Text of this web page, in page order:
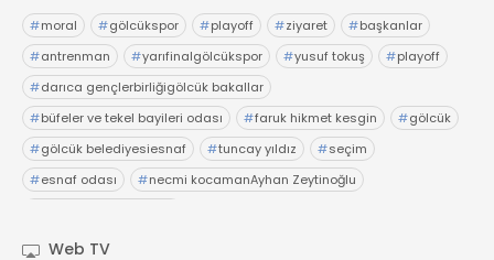
#moral #gölcükspor #playoff #ziyaret #başkanlar
#antrenman #yarıfinalgölcükspor #yusuf tokuş #playoff
#darıca gençlerbirliğigölcük bakallar
#büfeler ve tekel bayileri odası #faruk hikmet kesgin #gölcük
#gölcük belediyesiesnaf #tuncay yıldız #seçim
#esnaf odası #necmi kocamanAyhan Zeytinoğlu
Web TV